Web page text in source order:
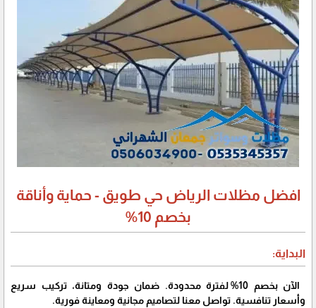
افضل مظلات الرياض حي طويق - حماية وأناقة
بخصم 10%
البداية:
الآن بخصم 10% لفترة محدودة. ضمان جودة ومتانة، تركيب سريع
وأسعار تنافسية. تواصل معنا لتصاميم مجانية ومعاينة فورية.